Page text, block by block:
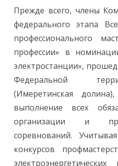
Прежде всего, члены
федерального этапа
профессионального
профессии» в
электростанции»,
Федеральной
(Имеретинская
выполнение всех
организации и
соревнований.
конкурсов